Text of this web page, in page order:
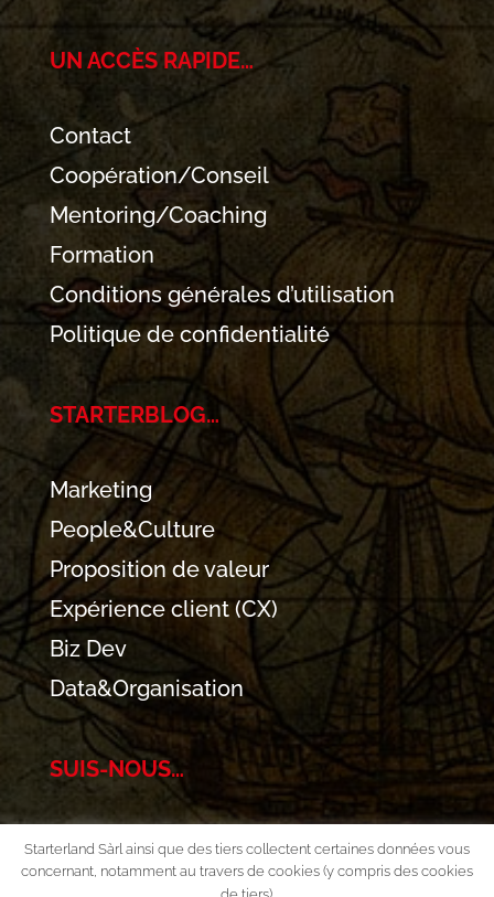
UN ACCÈS RAPIDE…
Contact
Coopération/Conseil
Mentoring/Coaching
Formation
Conditions générales d’utilisation
Politique de confidentialité
STARTERBLOG…
Marketing
People&Culture
Proposition de valeur
Expérience client (CX)
Biz Dev
Data&Organisation
SUIS-NOUS…
Starterland Sàrl ainsi que des tiers collectent certaines données vous
concernant, notamment au travers de cookies (y compris des cookies
de tiers).